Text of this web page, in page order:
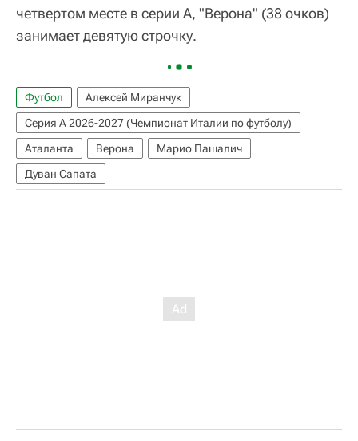
четвертом месте в серии А, "Верона" (38 очков)
занимает девятую строчку.
Футбол
Алексей Миранчук
Серия А 2026-2027 (Чемпионат Италии по футболу)
Аталанта
Верона
Марио Пашалич
Дуван Сапата